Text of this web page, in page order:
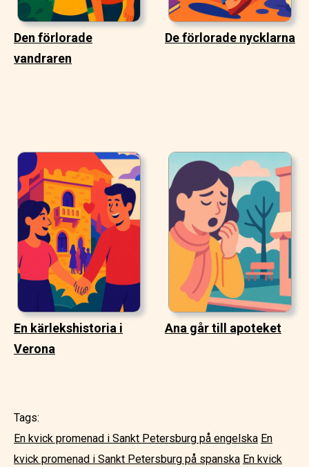
Den förlorade
vandraren
De förlorade nycklarna
En kärlekshistoria i
Verona
Ana går till apoteket
Tags:
En kvick promenad i Sankt Petersburg på engelska En
kvick promenad i Sankt Petersburg på spanska En kvick